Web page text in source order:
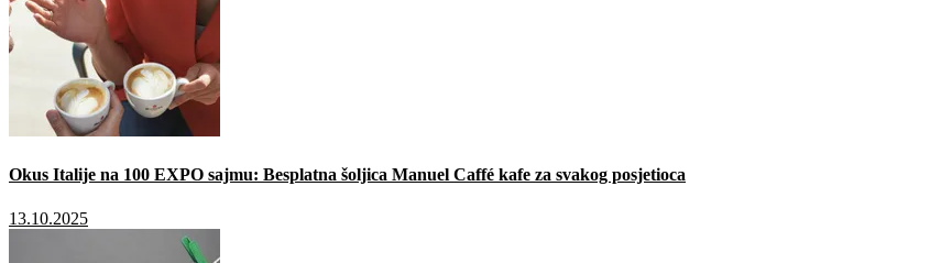
Okus Italije na 100 EXPO sajmu: Besplatna šoljica Manuel Caffé kafe za svakog posjetioca
13.10.2025